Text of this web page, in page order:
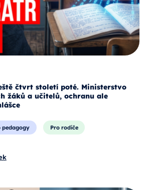
čtvrt století poté. Ministerstvo
žáků a učitelů, ochranu ale
pedagogy Pro rodiče